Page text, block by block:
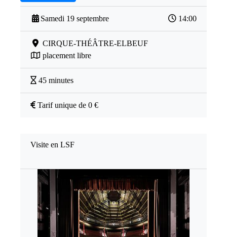
Samedi 19 septembre 14:00
CIRQUE-THÉÂTRE-ELBEUF
placement libre
45 minutes
Tarif unique de 0 €
Visite en LSF